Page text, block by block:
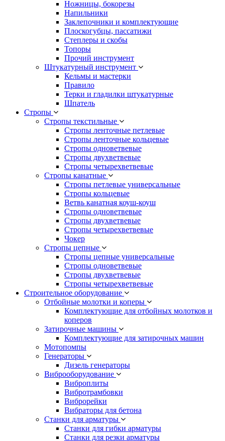
Ножницы, бокорезы
Напильники
Заклепочники и комплектующие
Плоскогубцы, пассатижи
Степлеры и скобы
Топоры
Прочий инструмент
Штукатурный инструмент
Кельмы и мастерки
Правило
Терки и гладилки штукатурные
Шпатель
Стропы
Стропы текстильные
Стропы ленточные петлевые
Стропы ленточные кольцевые
Стропы одноветвевые
Стропы двухветвевые
Стропы четырехветвевые
Стропы канатные
Стропы петлевые универсальные
Стропы кольцевые
Ветвь канатная коуш-коуш
Стропы одноветвевые
Стропы двухветвевые
Стропы четырехветвевые
Чокер
Стропы цепные
Стропы цепные универсальные
Стропы одноветвевые
Стропы двухветвевые
Стропы четырехветвевые
Строительное оборудование
Отбойные молотки и коперы
Комплектующие для отбойных молотков и
коперов
Затирочные машины
Комплектующие для затирочных машин
Мотопомпы
Генераторы
Дизель генераторы
Виброоборудование
Виброплиты
Вибротрамбовки
Виброрейки
Вибраторы для бетона
Станки для арматуры
Станки для гибки арматуры
Станки для резки арматуры